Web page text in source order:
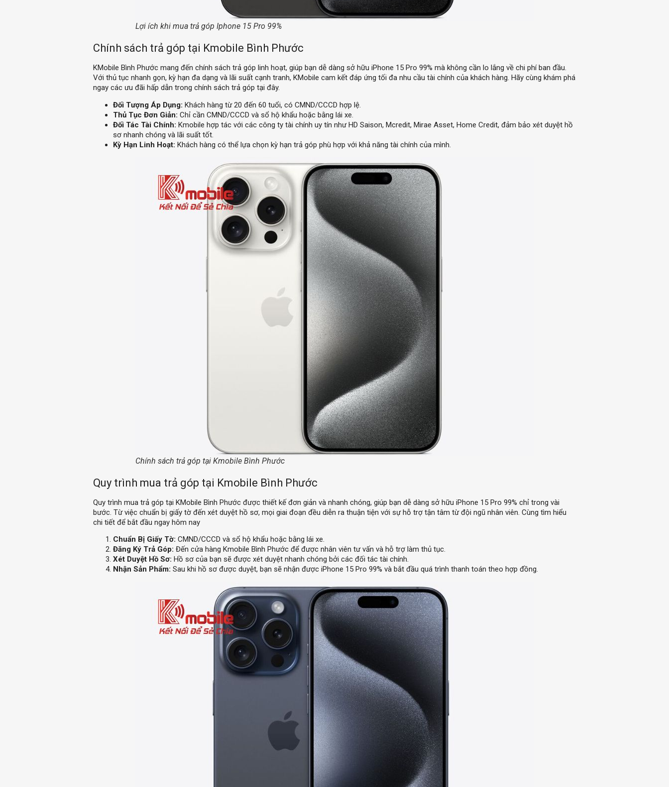
Lợi ích khi mua trả góp Iphone 15 Pro 99%
Chính sách trả góp tại Kmobile Bình Phước
KMobile Bình Phước mang đến chính sách trả góp linh hoạt, giúp bạn dễ dàng sở hữu iPhone 15 Pro 99% mà không cần lo lắng về chi phí ban đầu.
Với thủ tục nhanh gọn, kỳ hạn đa dạng và lãi suất cạnh tranh, KMobile cam kết đáp ứng tối đa nhu cầu tài chính của khách hàng. Hãy cùng khám phá
ngay các ưu đãi hấp dẫn trong chính sách trả góp tại đây.
Đối Tượng Áp Dụng: Khách hàng từ 20 đến 60 tuổi, có CMND/CCCD hợp lệ.
Thủ Tục Đơn Giản: Chỉ cần CMND/CCCD và sổ hộ khẩu hoặc bằng lái xe.
Đối Tác Tài Chính: Kmobile hợp tác với các công ty tài chính uy tín như HD Saison, Mcredit, Mirae Asset, Home Credit, đảm bảo xét duyệt hồ
sơ nhanh chóng và lãi suất tốt.
Kỳ Hạn Linh Hoạt: Khách hàng có thể lựa chọn kỳ hạn trả góp phù hợp với khả năng tài chính của mình.
Chính sách trả góp tại Kmobile Bình Phước
Quy trình mua trả góp tại Kmobile Bình Phước
Quy trình mua trả góp tại KMobile Bình Phước được thiết kế đơn giản và nhanh chóng, giúp bạn dễ dàng sở hữu iPhone 15 Pro 99% chỉ trong vài
bước. Từ việc chuẩn bị giấy tờ đến xét duyệt hồ sơ, mọi giai đoạn đều diễn ra thuận tiện với sự hỗ trợ tận tâm từ đội ngũ nhân viên. Cùng tìm hiểu
chi tiết để bắt đầu ngay hôm nay
Chuẩn Bị Giấy Tờ: CMND/CCCD và sổ hộ khẩu hoặc bằng lái xe.
Đăng Ký Trả Góp: Đến cửa hàng Kmobile Bình Phước để được nhân viên tư vấn và hỗ trợ làm thủ tục.
Xét Duyệt Hồ Sơ: Hồ sơ của bạn sẽ được xét duyệt nhanh chóng bởi các đối tác tài chính.
Nhận Sản Phẩm: Sau khi hồ sơ được duyệt, bạn sẽ nhận được iPhone 15 Pro 99% và bắt đầu quá trình thanh toán theo hợp đồng.